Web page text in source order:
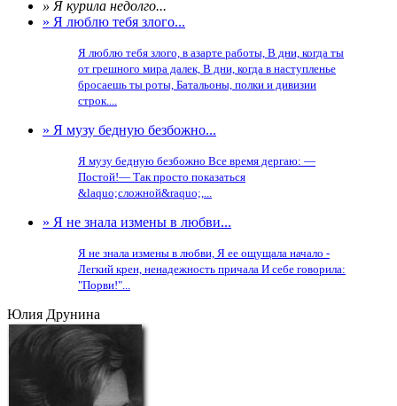
» Я курила недолго...
» Я люблю тебя злого...
Я люблю тебя злого, в азарте работы, В дни, когда ты
от грешного мира далек, В дни, когда в наступленье
бросаешь ты роты, Батальоны, полки и дивизии
строк....
» Я музу бедную безбожно...
Я музу бедную безбожно Все время дергаю: —
Постой!— Так просто показаться
&laquo;сложной&raquo;,...
» Я не знала измены в любви...
Я не знала измены в любви, Я ее ощущала начало -
Легкий крен, ненадежность причала И себе говорила:
"Порви!"...
Юлия Друнина